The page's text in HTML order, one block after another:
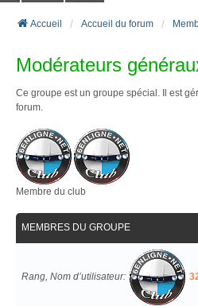
Accueil Accueil du forum
Modérateurs
Ce groupe est un groupe spécial. Il est
forum.
Membre du club
MEMBRES DU GROUPE
Rang, Nom d’utilisateur